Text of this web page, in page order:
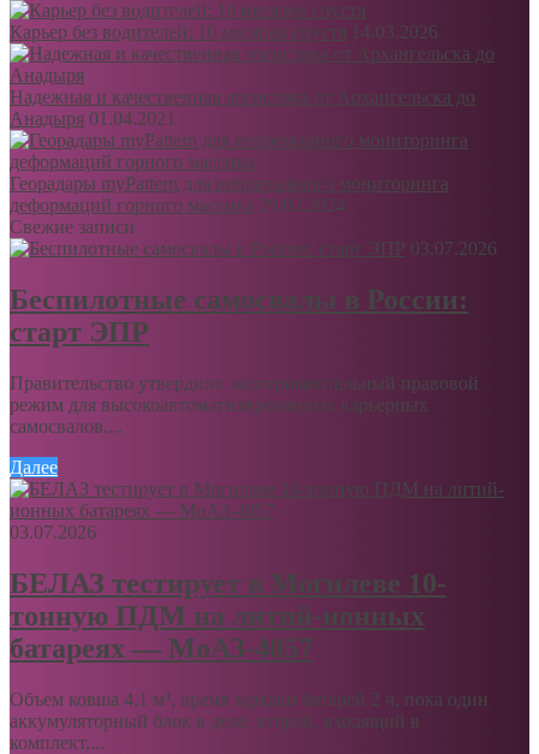
Карьер без водителей: 10 месяцев спустя 14.03.2026
Надежная и качественная логистика от Архангельска до
Анадыря 01.04.2021
Георадары myPattern для непрерывного мониторинга
деформаций горного массива 29.02.2024
Свежие записи
03.07.2026
Беспилотные самосвалы в России:
старт ЭПР
Правительство утвердило экспериментальный правовой
режим для высокоавтоматизированных карьерных
самосвалов....
Далее
03.07.2026
БЕЛАЗ тестирует в Могилеве 10-
тонную ПДМ на литий-ионных
батареях — МоАЗ-4057
Объем ковша 4,1 м³, время зарядки батарей 2 ч, пока один
аккумуляторный блок в деле, второй, входящий в
комплект,...